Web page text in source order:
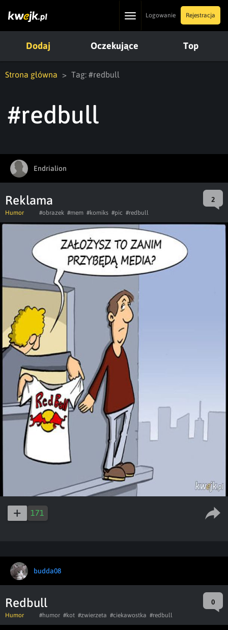
ToggleLogowanie Rejestracja
Dodaj Oczekujące Top
Strona główna Tag: #redbull
#redbull
Endrialion
Reklama 2
Humor #obrazek #mem #komiks #pic #redbull
171
budda08
Redbull 0
Humor #humor #kot #zwierzeta #ciekawostka #redbull